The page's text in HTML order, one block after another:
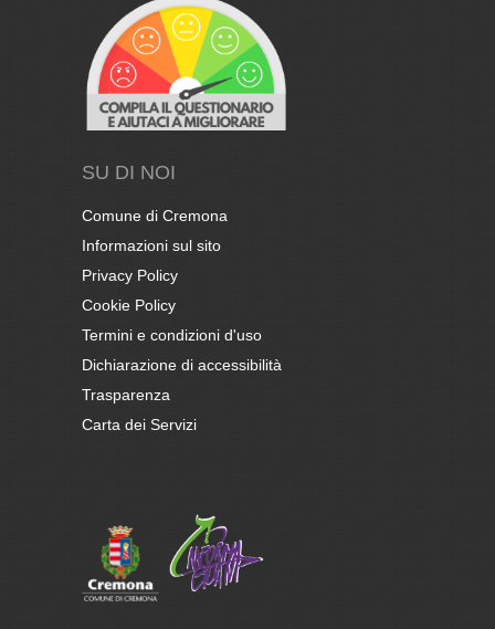
SU DI NOI
Comune di Cremona
Informazioni sul sito
Privacy Policy
Cookie Policy
Termini e condizioni d'uso
Dichiarazione di accessibilità
Trasparenza
Carta dei Servizi